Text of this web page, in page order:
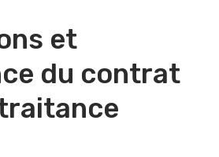
et
du contrat